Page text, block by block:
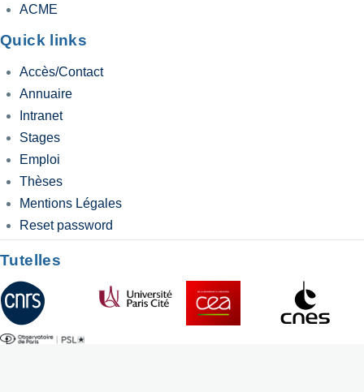
ACME
Quick links
Accès/Contact
Annuaire
Intranet
Stages
Emploi
Thèses
Mentions Légales
Reset password
Tutelles